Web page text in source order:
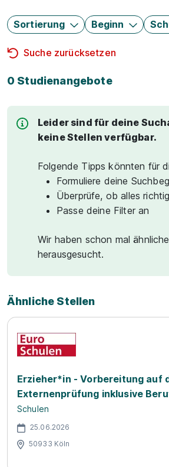
Sortierung Beginn
Suche zurücksetzen
0 Studienangebote
Leider sind für deine
keine Stellen verfügbar.
Folgende Tipps könnten für
Formuliere deine
Überprüfe, ob alles
Passe deine Filter an
Wir haben schon mal
herausgesucht.
Ähnliche Stellen
Erzieher*in - Vorbereitung auf
Externenprüfung inklusive
Schulen
25.06.2026
50933 Köln